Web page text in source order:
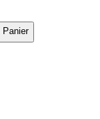
Panier